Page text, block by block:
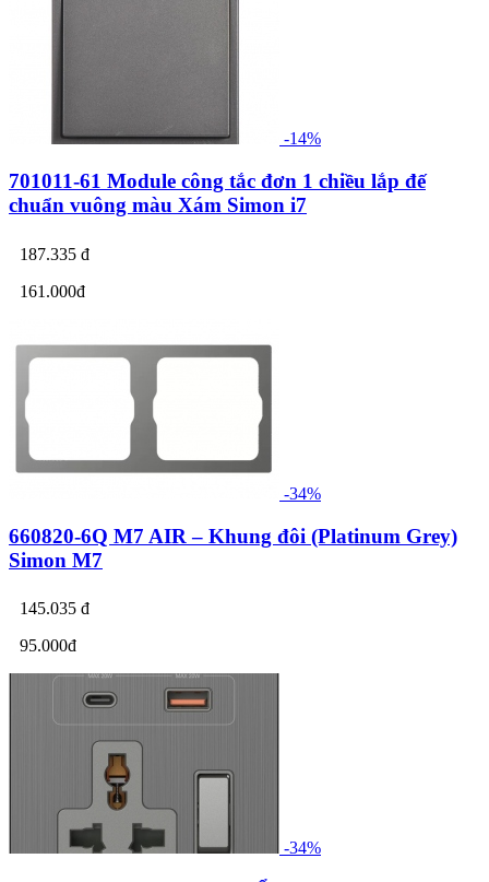
-14%
701011-61 Module công tắc đơn 1 chiều lắp đế
chuẩn vuông màu Xám Simon i7
187.335 đ
161.000đ
-34%
660820-6Q M7 AIR – Khung đôi (Platinum Grey)
Simon M7
145.035 đ
95.000đ
-34%